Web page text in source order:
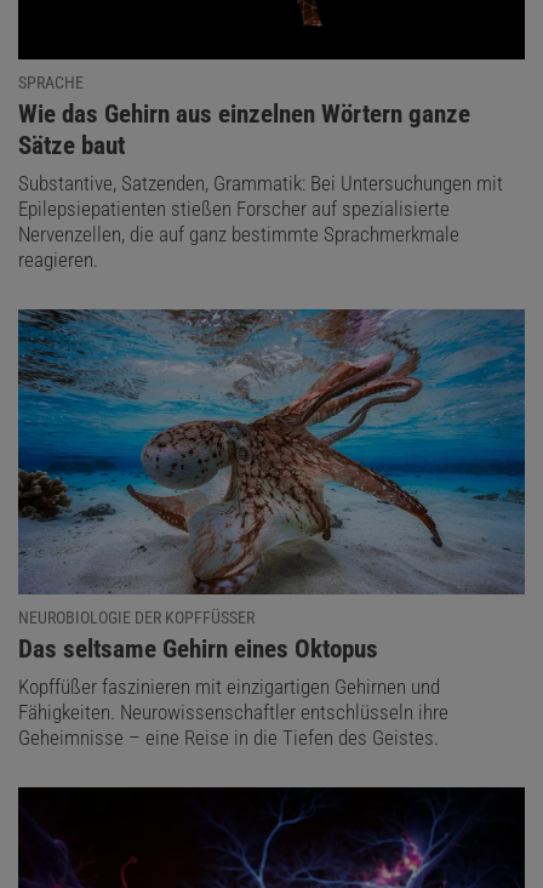
SPRACHE
:
Wie das Gehirn aus einzelnen Wörtern ganze
Sätze baut
Substantive, Satzenden, Grammatik: Bei Untersuchungen mit
Epilepsiepatienten stießen Forscher auf spezialisierte
Nervenzellen, die auf ganz bestimmte Sprachmerkmale
reagieren.
NEUROBIOLOGIE DER KOPFFÜSSER
:
Das seltsame Gehirn eines Oktopus
Kopffüßer faszinieren mit einzigartigen Gehirnen und
Fähigkeiten. Neurowissenschaftler entschlüsseln ihre
Geheimnisse – eine Reise in die Tiefen des Geistes.